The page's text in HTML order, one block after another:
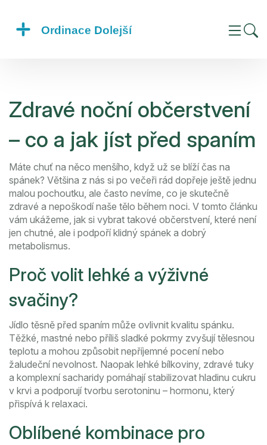
Zdravé noční občerstvení
– co a jak jíst před spaním
Máte chuť na něco menšího, když už se blíží čas na
spánek? Většina z nás si po večeři rád dopřeje ještě jednu
malou pochoutku, ale často nevíme, co je skutečně
zdravé a nepoškodí naše tělo během noci. V tomto článku
vám ukážeme, jak si vybrat takové občerstvení, které není
jen chutné, ale i podpoří klidný spánek a dobrý
metabolismus.
Proč volit lehké a výživné
svačiny?
Jídlo těsně před spaním může ovlivnit kvalitu spánku.
Těžké, mastné nebo příliš sladké pokrmy zvyšují tělesnou
teplotu a mohou způsobit nepříjemné pocení nebo
žaludeční nevolnost. Naopak lehké bílkoviny, zdravé tuky
a komplexní sacharidy pomáhají stabilizovat hladinu cukru
v krvi a podporují tvorbu serotoninu – hormonu, který
přispívá k relaxaci.
Oblíbené kombinace pro